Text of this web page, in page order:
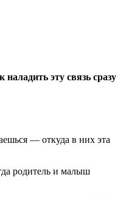
эту связь сразу
— откуда в них эта
родитель и малыш